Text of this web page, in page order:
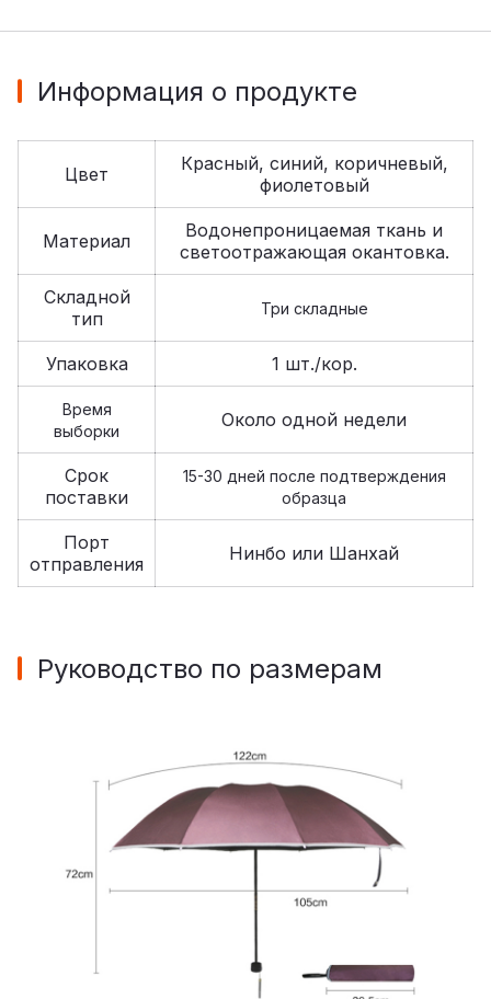
Информация о продукте
Цвет
Красный, синий, коричневый,
фиолетовый
Материал
Водонепроницаемая ткань и
светоотражающая окантовка.
Складной
тип
Три складные
Упаковка 1 шт./кор.
Время
выборки
Около одной недели
Срок
поставки
15-30 дней после подтверждения
образца
Порт
отправления
Нинбо или Шанхай
Руководство по размерам